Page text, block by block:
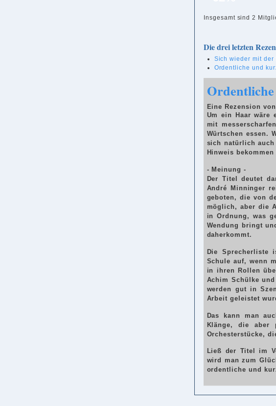
Insgesamt sind 2
Die drei letzten
Sich wieder mit der
Ordentliche und
Eine Rezension von
Um ein Haar wäre
mit
Würtschen essen.
sich natürlich auch
Hinweis
- Meinung -
Der Titel deutet
André Minninger
geboten, die von
möglich, aber die
in Ordnung, was
Wendung bringt
daherkommt.
Die Sprecherliste
Schule auf, wenn
in ihren Rollen
Achim Schülke
werden gut in
Arbeit geleistet
Das kann man
Klänge, die aber
Orchesterstücke,
Ließ der Titel im
wird man zum
ordentliche und